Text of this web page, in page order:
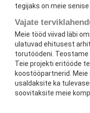
tegijaks on meie
Vajate
Meie tööd viivad läbi
ulatuvad ehitusest
torutöödeni.
Teie projekti eritööde
koostööpartnerid.
usaldaksite ka
soovitaksite meie